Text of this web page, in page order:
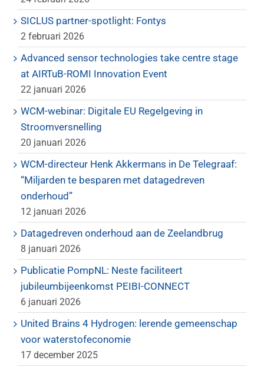
SICLUS partner-spotlight: Fontys
2 februari 2026
Advanced sensor technologies take centre stage
at AIRTuB-ROMI Innovation Event
22 januari 2026
WCM-webinar: Digitale EU Regelgeving in
Stroomversnelling
20 januari 2026
WCM-directeur Henk Akkermans in De Telegraaf:
“Miljarden te besparen met datagedreven
onderhoud”
12 januari 2026
Datagedreven onderhoud aan de Zeelandbrug
8 januari 2026
Publicatie PompNL: Neste faciliteert
jubileumbijeenkomst PEIBI-CONNECT
6 januari 2026
United Brains 4 Hydrogen: lerende gemeenschap
voor waterstofeconomie
17 december 2025